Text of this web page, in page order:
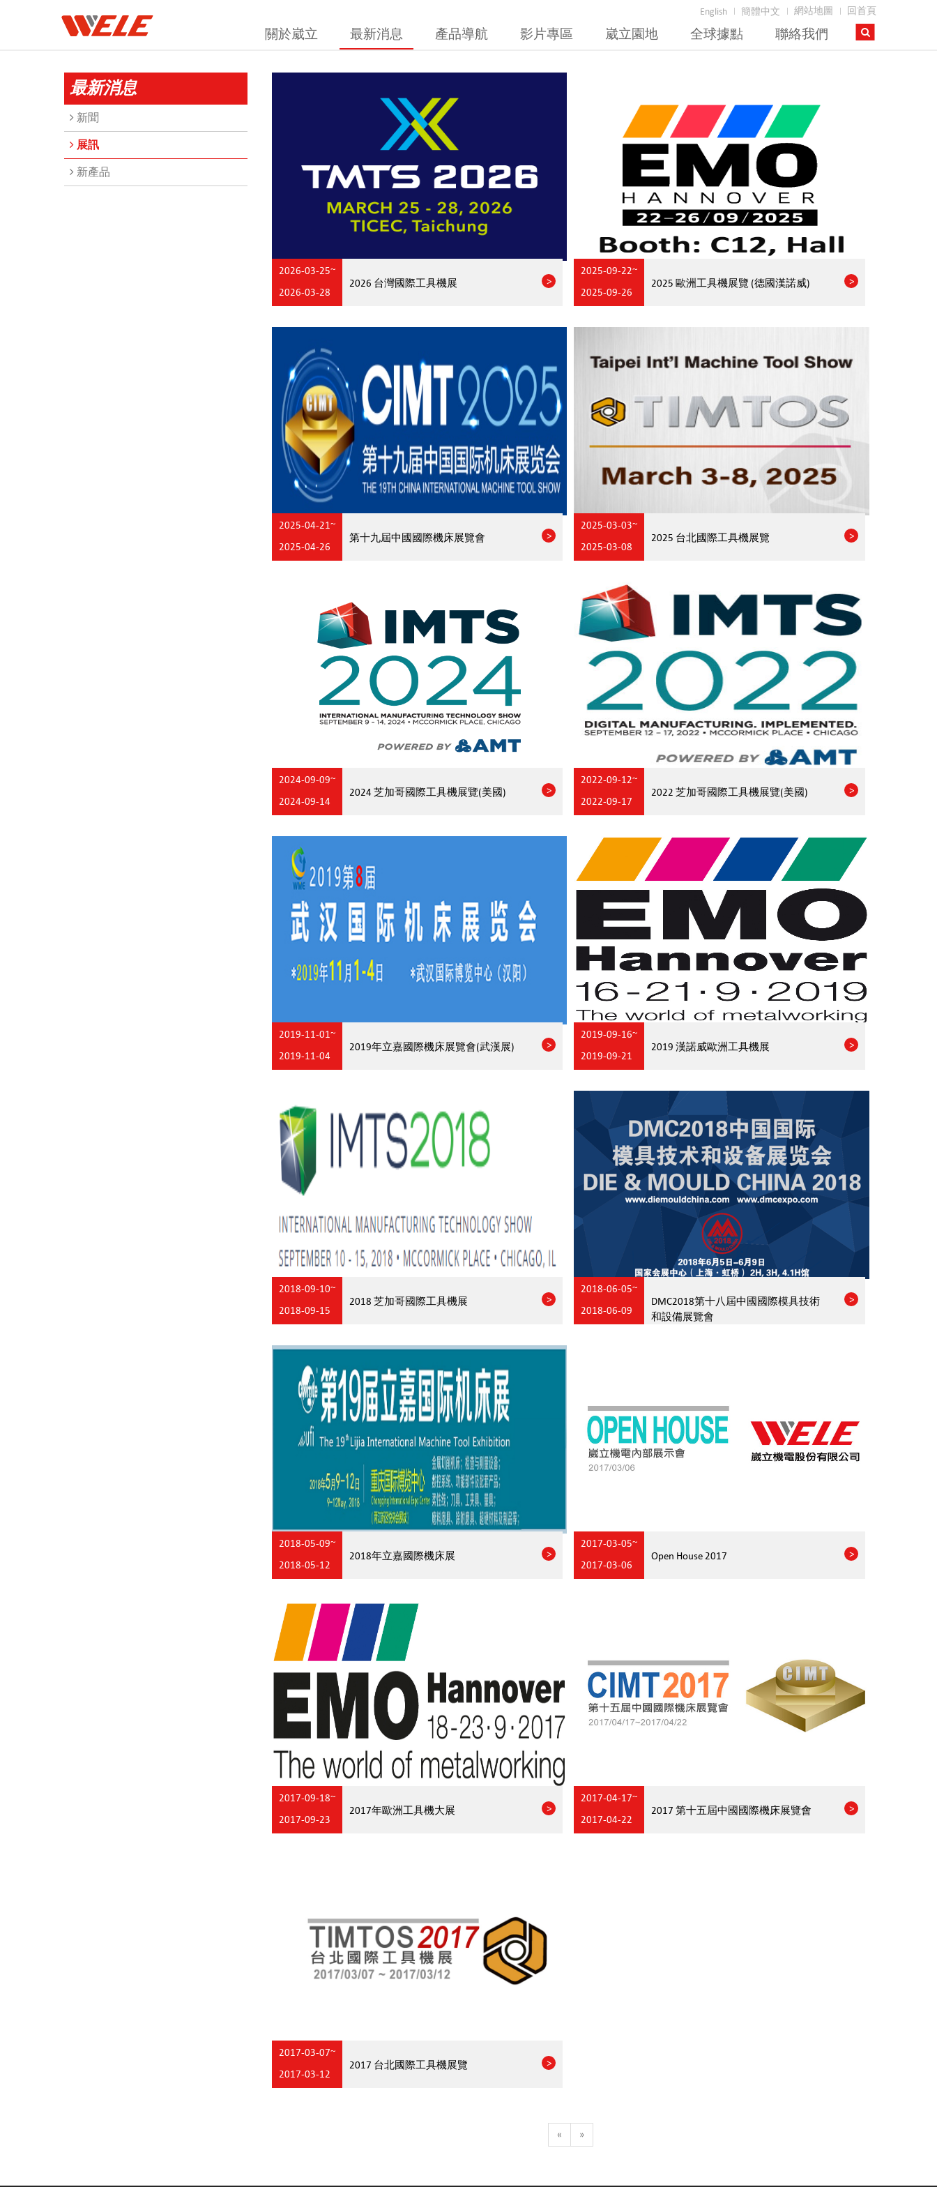
English 簡體中文 網站地圖 回首頁
關於崴立 最新消息 產品導航 影片專區 崴立園地 全球據點 聯絡我們
最新消息
新聞
展訊
新產品
2026-03-25~
2026-03-28
2026 台灣國際工具機展
2025-09-22~
2025-09-26
2025 歐洲工具機展覽 (德國漢諾威)
2025-04-21~
2025-04-26
第十九屆中國國際機床展覽會
2025-03-03~
2025-03-08
2025 台北國際工具機展覽
2024-09-09~
2024-09-14
2024 芝加哥國際工具機展覽(美國)
2022-09-12~
2022-09-17
2022 芝加哥國際工具機展覽(美國)
2019-11-01~
2019-11-04
2019年立嘉國際機床展覽會(武漢展)
2019-09-16~
2019-09-21
2019 漢諾威歐洲工具機展
2018-09-10~
2018-09-15
2018 芝加哥國際工具機展
2018-06-05~
2018-06-09
DMC2018第十八屆中國國際模具技術
和設備展覽會
2018-05-09~
2018-05-12
2018年立嘉國際機床展
2017-03-05~
2017-03-06
Open House 2017
2017-09-18~
2017-09-23
2017年歐洲工具機大展
2017-04-17~
2017-04-22
2017 第十五屆中國國際機床展覽會
2017-03-07~
2017-03-12
2017 台北國際工具機展覽
« »